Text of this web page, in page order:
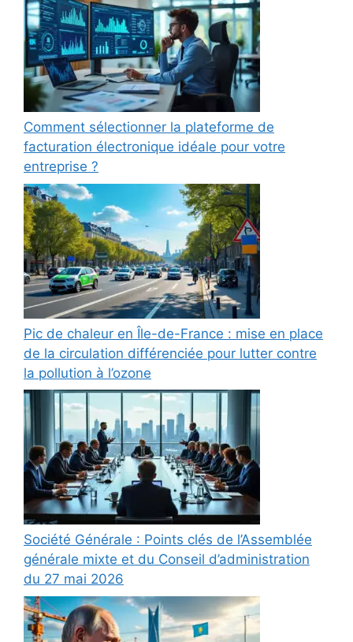
Comment sélectionner la plateforme de
facturation électronique idéale pour votre
entreprise ?
Pic de chaleur en Île-de-France : mise en place
de la circulation différenciée pour lutter contre
la pollution à l’ozone
Société Générale : Points clés de l’Assemblée
générale mixte et du Conseil d’administration
du 27 mai 2026